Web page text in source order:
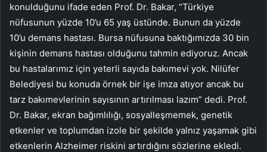
konulduğunu ifade eden Prof. Dr. Bakar, “Türkiye
nüfusunun yüzde 10’u 65 yaş üstünde. Bunun da yüzde
10’u demans hastası. Bursa nüfusuna baktığımızda 30 bin
kişinin demans hastası olduğunu tahmin ediyoruz. Ancak
bu hastalarımız için yeterli sayıda bakımevi yok. Nilüfer
Belediyesi bu konuda örnek bir işe imza atıyor ancak bu
tarz bakımevlerinin sayısının artırılması lazım” dedi. Prof.
Dr. Bakar, ekran bağımlılığı, sosyalleşmemek, genetik
etkenler ve toplumdan izole bir şekilde yalnız yaşamak gibi
etkenlerin Alzheimer riskini artırdığını sözlerine ekledi.